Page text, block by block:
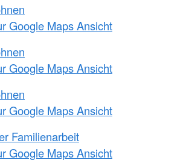
Google Maps Ansicht
Google Maps Ansicht
Google Maps Ansicht
Familienarbeit
Google Maps Ansicht